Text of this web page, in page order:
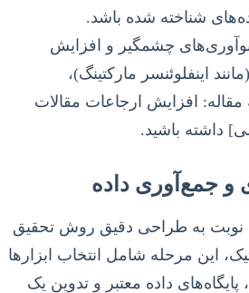
شناخته شده باشد.
نوآوری‌های چشمگیر و افزایش
اینفلوئنسر مارکتینگ)،
مقاله: افزایش ارجاعات مقالات
داشته باشید.
و جمع‌آوری داده
نوبت به طراحی دقیق روش تحقیق
این مرحله شامل انتخاب ابزارها
داده معتبر و تدوین یک